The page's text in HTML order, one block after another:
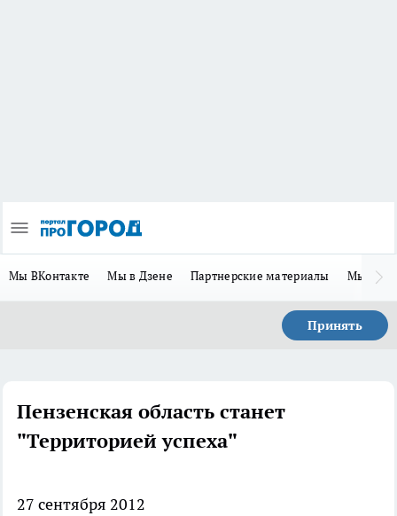
Мы ВКонтакте Мы в Дзене Партнерские материалы Мы в
Принять
Пензенская область станет
"Территорией успеха"
27 сентября 2012